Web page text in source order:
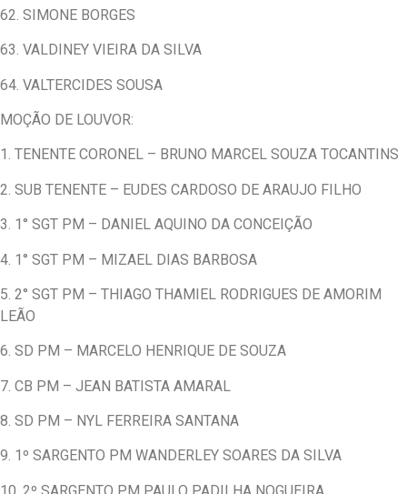
62. SIMONE BORGES
63. VALDINEY VIEIRA DA SILVA
64. VALTERCIDES SOUSA
MOÇÃO DE LOUVOR:
1. TENENTE CORONEL – BRUNO MARCEL SOUZA TOCANTINS
2. SUB TENENTE – EUDES CARDOSO DE ARAUJO FILHO
3. 1° SGT PM – DANIEL AQUINO DA CONCEIÇÃO
4. 1° SGT PM – MIZAEL DIAS BARBOSA
5. 2° SGT PM – THIAGO THAMIEL RODRIGUES DE AMORIM
LEÃO
6. SD PM – MARCELO HENRIQUE DE SOUZA
7. CB PM – JEAN BATISTA AMARAL
8. SD PM – NYL FERREIRA SANTANA
9. 1º SARGENTO PM WANDERLEY SOARES DA SILVA